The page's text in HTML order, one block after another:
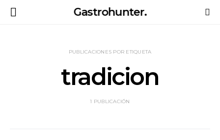
Gastrohunter.
PUBLICACIONES POR ETIQUETA
tradicion
1 PUBLICACIÓN